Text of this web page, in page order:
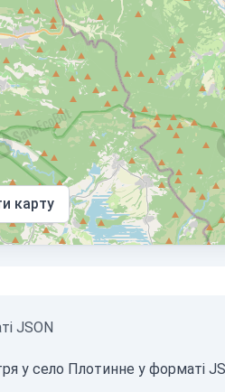
карту
JSON
у село Плотинне у форматі